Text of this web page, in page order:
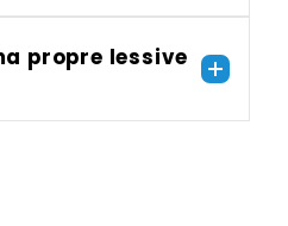
propre lessive